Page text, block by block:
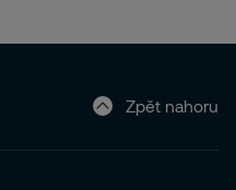
Zpět nahoru